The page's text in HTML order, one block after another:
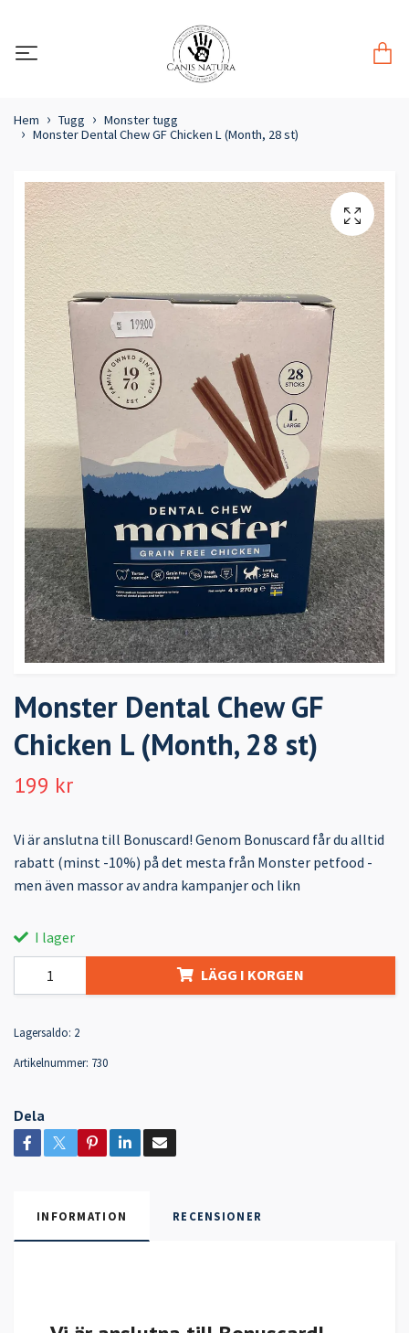
Hem Tugg
Monster tugg
Monster Dental Chew GF Chicken L (Month, 28 st)
Monster Dental Chew GF
Chicken L (Month, 28 st)
199 kr
Vi är anslutna till Bonuscard! Genom Bonuscard får du alltid
rabatt (minst -10%) på det mesta från Monster petfood -
men även massor av andra kampanjer och likn
I lager
LÄGG I KORGEN
Lagersaldo: 2
Artikelnummer: 730
Dela
INFORMATION RECENSIONER